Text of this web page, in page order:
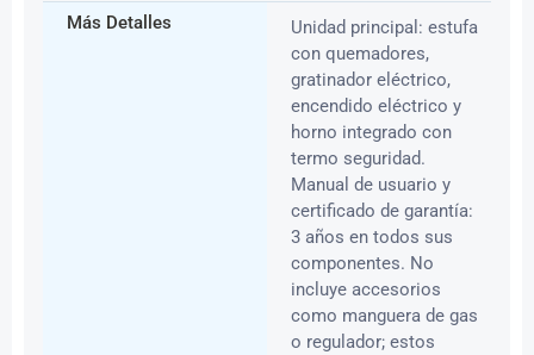
Más Detalles
Unidad principal: estufa
con quemadores,
gratinador eléctrico,
encendido eléctrico y
horno integrado con
termo seguridad.
Manual de usuario y
certificado de garantía:
3 años en todos sus
componentes. No
incluye accesorios
como manguera de gas
o regulador; estos